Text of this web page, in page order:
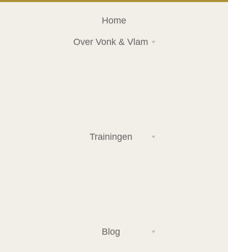
Home
Over Vonk & Vlam
Trainingen
Blog